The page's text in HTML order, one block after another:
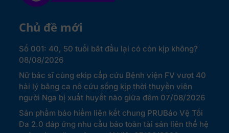
Chủ đề mới
Số 001: 40, 50 tuổi bắt đầu lại có còn kịp không?
08/08/2026
Nữ bác sĩ cùng ekip cấp cứu Bệnh viện FV vượt 40
hải lý bằng ca nô cứu sống kịp thời thuyền viên
người Nga bị xuất huyết não giữa đêm 07/08/2026
Sản phẩm bảo hiểm liên kết chung PRUBảo Vệ Tối
Đa 2.0 đáp ứng nhu cầu bảo toàn tài sản liên thế hệ